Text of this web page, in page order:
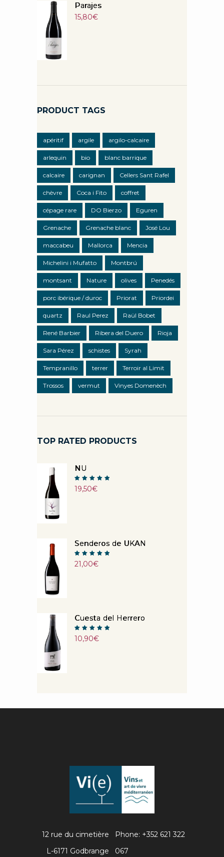
Parajes
15,80€
PRODUCT TAGS
apéritif argile argilo-calcaire
arlequin bio blanc barrique
calcaire carignan Cellers Sant Rafel
chèvre Coca i Fito coffret
cépage rare DO Bierzo Eguren
Grenache Grenache blanc José Lou
maccabeu Mallorca Mencia
Michelini i Mufatto Montbrú
montsant Nature olives Penedés
porc ibérique / duroc Priorat Priordei
quartz Raul Perez Raül Bobet
René Barbier Ribera del Duero Rioja
Sara Pérez schistes Syrah
Tempranillo terrer Terroir al Limit
Trossos vermut Vinyes Domenèch
TOP RATED PRODUCTS
NU
Note
5.00
19,50€
Senderos de UKAN
Note
5.00
21,00€
Cuesta del Herrero
Note
5.00
10,90€
Phone: +352 621 322
067
12 rue du cimetière
L-6171 Godbrange